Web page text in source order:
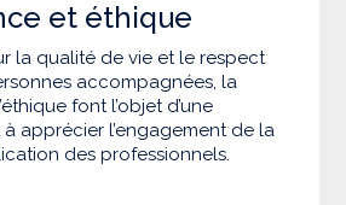
et éthique
la qualité de vie et le respect
accompagnées, la
font l’objet d’une
apprécier l’engagement de la
des professionnels.